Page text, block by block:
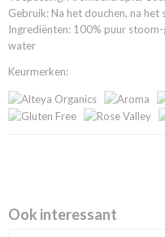
Gebruik: Na het douchen, na
Ingrediënten: 100% puur
water
Keurmerken:
Ook interessant